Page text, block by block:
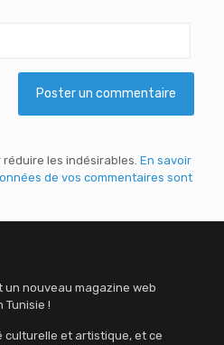
les indésirables. En savoir
de vos commentaires sont
nouveau magazine web
!
culturelle et artistique, et ce